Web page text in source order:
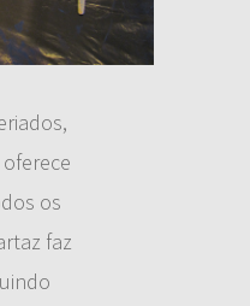
os
faz